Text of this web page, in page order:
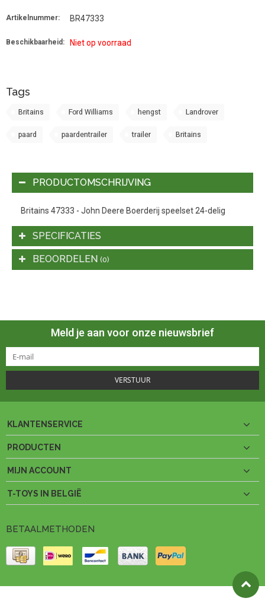
Artikelnummer: BR47333
Beschikbaarheid: Niet op voorraad
Tags
Britains Ford Williams hengst Landrover
paard paardentrailer trailer Britains
PRODUCTOMSCHRIJVING
Britains 47333 - John Deere Boerderij speelset 24-delig
SPECIFICATIES
BEOORDELEN (0)
Meld je aan voor onze nieuwsbrief
VERSTUUR
KLANTENSERVICE
PRODUCTEN
MIJN ACCOUNT
T-TOYS IN BELGIË
BETAALMETHODEN
Lightspeed